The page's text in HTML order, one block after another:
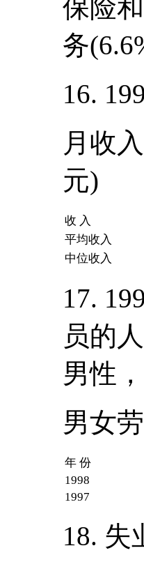
保险
务
16.
月收
元)
收 入
平均收入
中位收入
17.
员的
男性
男女
年 份
1998
1997
18. 失